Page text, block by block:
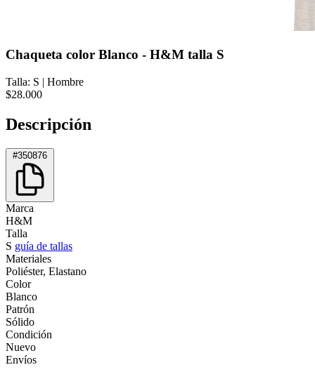
Chaqueta color Blanco - H&M talla S
Talla: S | Hombre
$28.000
Descripción
#350876
Marca
H&M
Talla
S guía de tallas
Materiales
Poliéster, Elastano
Color
Blanco
Patrón
Sólido
Condición
Nuevo
Envíos